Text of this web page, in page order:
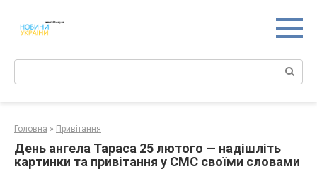
контенту
Поиск:
Головна » Привітання
День ангела Тараса 25 лютого — надішліть
картинки та привітання у СМС своїми словами